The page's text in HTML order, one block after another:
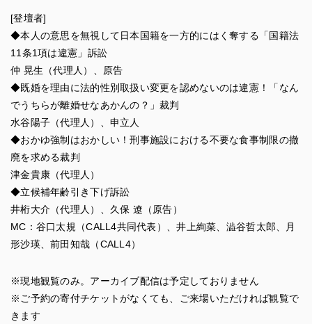
[登壇者]
◆本人の意思を無視して日本国籍を一方的にはく奪する「国籍法
11条1項は違憲」訴訟
仲 晃生（代理人）、原告
◆既婚を理由に法的性別取扱い変更を認めないのは違憲！「なん
でうちらが離婚せなあかんの？」裁判
水谷陽子（代理人）、申立人
◆おかゆ強制はおかしい！刑事施設における不要な食事制限の撤
廃を求める裁判
津金貴康（代理人）
◆立候補年齢引き下げ訴訟
井桁大介（代理人）、久保 遼（原告）
MC：谷口太規（CALL4共同代表）、井上絢菜、澁谷哲太郎、月
形沙瑛、前田知哉（CALL4）
※現地観覧のみ。アーカイブ配信は予定しておりません
※ご予約の寄付チケットがなくても、ご来場いただければ観覧で
きます